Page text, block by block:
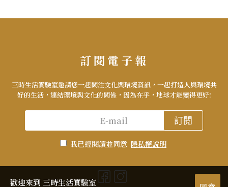
訂閱電子報
三時生活實驗室邀請您一起關注文化與環境資訊，一起打造人與環境共
好的生活，連結環境與文化的關係，因為在乎，地球才能變得更好!
訂閱
我已經閱讀並同意 隱私權說明
歡迎來到 三時生活實驗室